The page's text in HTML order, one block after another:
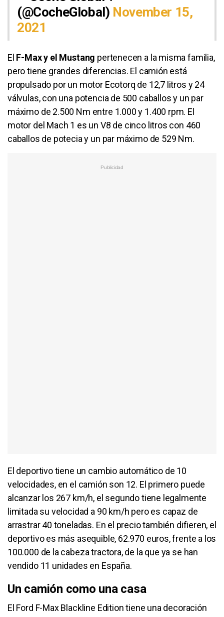
(@CocheGlobal) November 15,
2021
El F-Max y el Mustang pertenecen a la misma familia,
pero tiene grandes diferencias. El camión está
propulsado por un motor Ecotorq de 12,7 litros y 24
válvulas, con una potencia de 500 caballos y un par
máximo de 2.500 Nm entre 1.000 y 1.400 rpm. El
motor del Mach 1 es un V8 de cinco litros con 460
caballos de potecia y un par máximo de 529 Nm.
El deportivo tiene un cambio automático de 10
velocidades, en el camión son 12. El primero puede
alcanzar los 267 km/h, el segundo tiene legalmente
limitada su velocidad a 90 km/h pero es capaz de
arrastrar 40 toneladas. En el precio también difieren, el
deportivo es más asequible, 62.970 euros, frente a los
100.000 de la cabeza tractora, de la que ya se han
vendido 11 unidades en España.
Un camión como una casa
El Ford F-Max Blackline Edition tiene una decoración